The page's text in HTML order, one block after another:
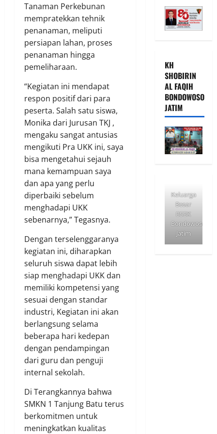
Tanaman Perkebunan
mempratekkan tehnik
penanaman, meliputi
persiapan lahan, proses
penanaman hingga
pemeliharaan.
“Kegiatan ini mendapat
respon positif dari para
peserta. Salah satu siswa,
Monika dari Jurusan TKJ ,
mengaku sangat antusias
mengikuti Pra UKK ini, saya
bisa mengetahui sejauh
mana kemampuan saya
dan apa yang perlu
diperbaiki sebelum
menghadapi UKK
sebenarnya,” Tegasnya.
Dengan terselenggaranya
kegiatan ini, diharapkan
seluruh siswa dapat lebih
siap menghadapi UKK dan
memiliki kompetensi yang
sesuai dengan standar
industri, Kegiatan ini akan
berlangsung selama
beberapa hari kedepan
dengan pendampingan
dari guru dan penguji
internal sekolah.
Di Terangkannya bahwa
SMKN 1 Tanjung Batu terus
berkomitmen untuk
meningkatkan kualitas
KH
SHOBIRIN
AL FAQIH
BONDOWOSO
JATIM
Keluarga
Besar
BSBK
Bondowoso
Jatim